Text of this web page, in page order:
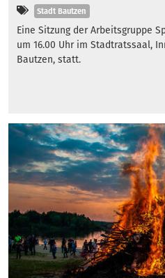
Kategorien
Stadt Bautzen
Eine Sitzung der Arbeitsgruppe
um 16.00 Uhr im Stadtratssaal,
Bautzen, statt.